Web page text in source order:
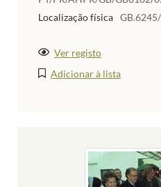
Localização física
Ver registo
Adicionar à lista